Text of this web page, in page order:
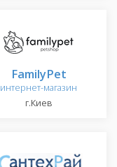
FamilyPet
интернет-магазин
г.Киев